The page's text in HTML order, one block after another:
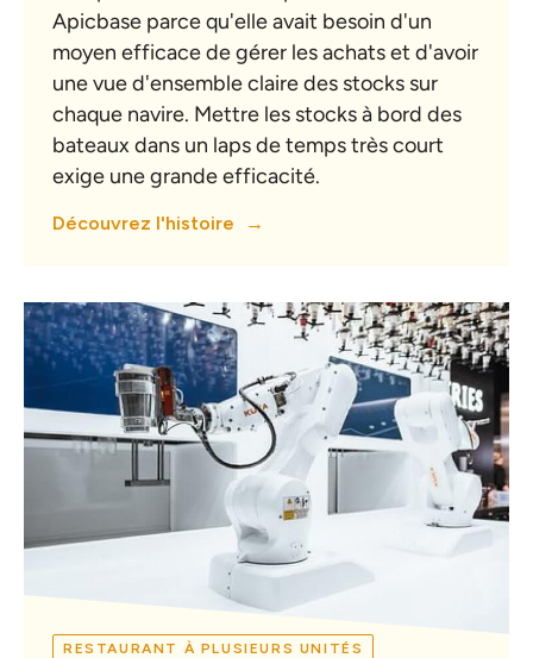
Apicbase parce qu'elle avait besoin d'un
moyen efficace de gérer les achats et d'avoir
une vue d'ensemble claire des stocks sur
chaque navire. Mettre les stocks à bord des
bateaux dans un laps de temps très court
exige une grande efficacité.
Découvrez l'histoire
RESTAURANT À PLUSIEURS UNITÉS